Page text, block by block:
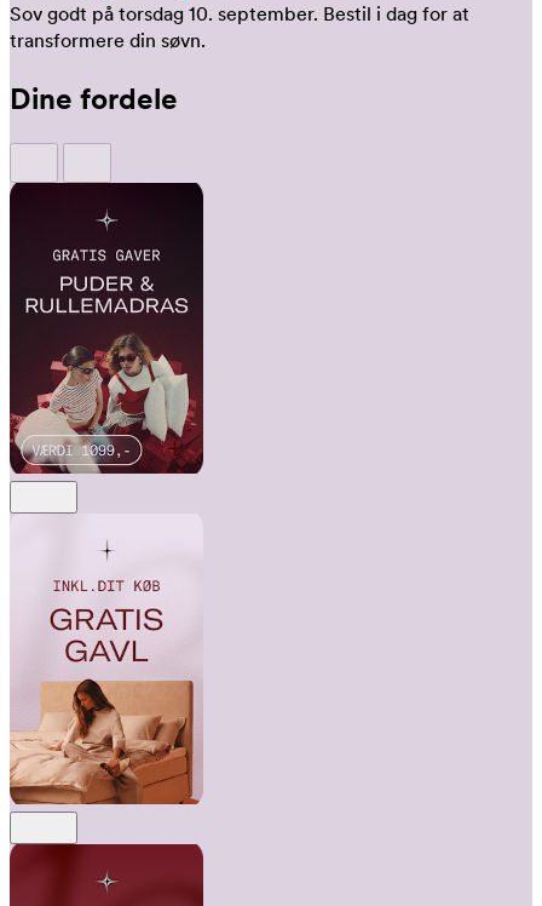
Sov godt på torsdag 10. september. Bestil i dag for at
transformere din søvn.
Dine fordele